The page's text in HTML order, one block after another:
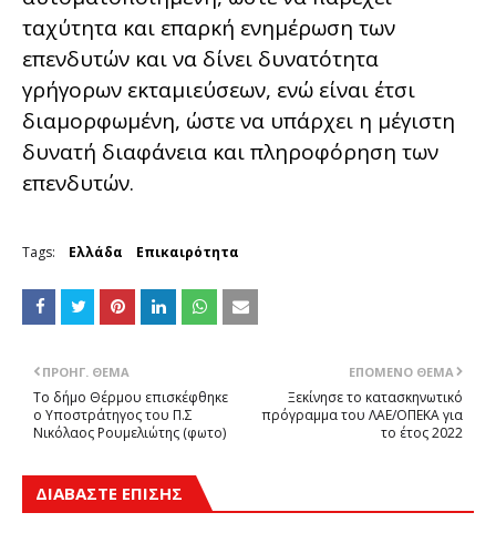
ταχύτητα και επαρκή ενημέρωση των
επενδυτών και να δίνει δυνατότητα
γρήγορων εκταμιεύσεων, ενώ είναι έτσι
διαμορφωμένη, ώστε να υπάρχει η μέγιστη
δυνατή διαφάνεια και πληροφόρηση των
επενδυτών.
Tags: Ελλάδα Επικαιρότητα
ΕΠΌΜΕΝΟ ΘΈΜΑ
Ξεκίνησε το κατασκηνωτικό
πρόγραμμα του ΛΑΕ/ΟΠΕΚΑ για
το έτος 2022
ΠΡΟΗΓ. ΘΈΜΑ
Το δήμο Θέρμου επισκέφθηκε
ο Υποστράτηγος του Π.Σ
Νικόλαος Ρουμελιώτης (φωτο)
ΔΙΑΒΑΣΤΕ ΕΠΙΣΗΣ